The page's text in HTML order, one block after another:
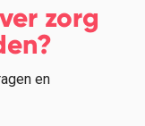
zorg
en